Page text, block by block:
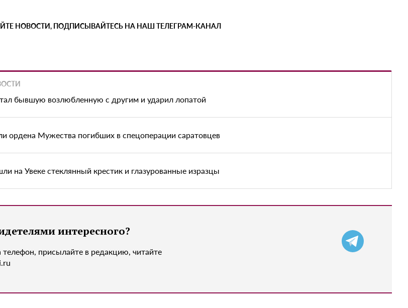
НОВОСТИ, ПОДПИСЫВАЙТЕСЬ НА НАШ ТЕЛЕГРАМ-КАНАЛ
бывшую возлюбленную с другим и ударил лопатой
ордена Мужества погибших в спецоперации саратовцев
на Увеке стеклянный крестик и глазурованные изразцы
интересного?
присылайте в редакцию, читайте